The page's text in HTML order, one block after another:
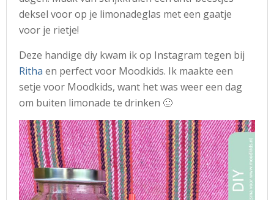
deksel voor op je limonadeglas met een gaatje
voor je rietje!
Deze handige diy kwam ik op Instagram tegen bij
Ritha en perfect voor Moodkids. Ik maakte een
setje voor Moodkids, want het was weer een dag
om buiten limonade te drinken 🙂